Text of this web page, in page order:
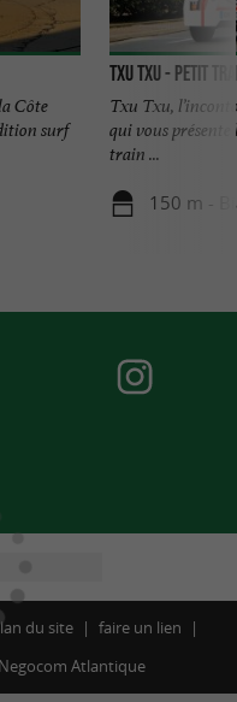
Côte
surf
TXU TXU - Petit
Txu Txu,
qui vous
train ...
150 m -
du site
faire un lien
Negocom Atlantique